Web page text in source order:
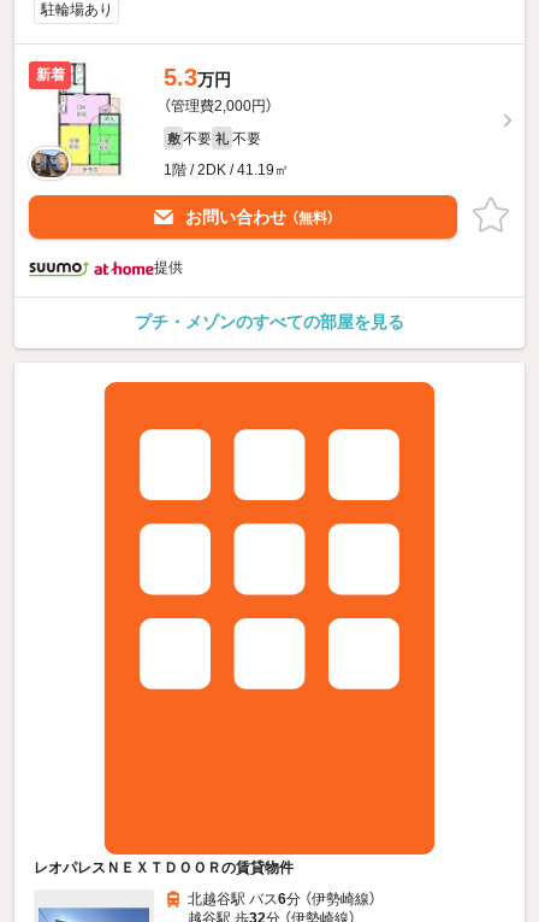
駐輪場あり
新着 5.3万円
（管理費2,000円）
敷 不要 礼 不要
1階 / 2DK / 41.19㎡
お問い合わせ （無料）
提供
プチ・メゾンのすべての部屋を見る
レオパレスＮＥＸＴＤＯＯＲの賃貸物件
北越谷駅 バス6分 （伊勢崎線）
越谷駅 歩32分 （伊勢崎線）